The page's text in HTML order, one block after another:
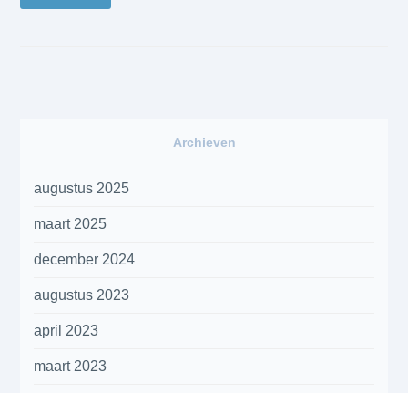
Archieven
augustus 2025
maart 2025
december 2024
augustus 2023
april 2023
maart 2023